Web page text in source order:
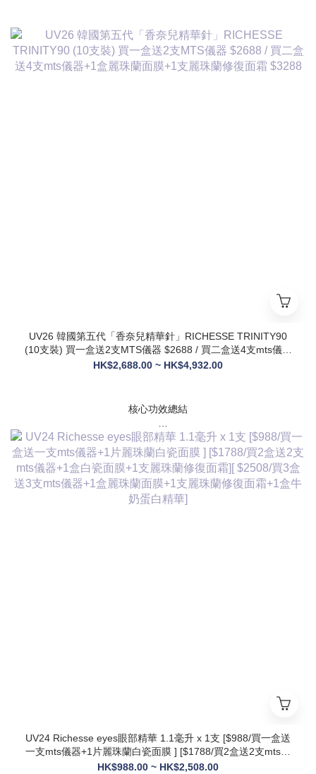
UV26 韓國第五代「香奈兒精華針」RICHESSE TRINITY90
(10支裝) 買一盒送2支MTS儀器 $2688 / 買二盒送4支mts儀器
+1盒麗珠蘭面膜+1支麗珠蘭修復面霜 $3288
HK$2,688.00 ~ HK$4,932.00
核心功效總結
✅ 膠原新生：促進膠原蛋白合成，改善皮膚自然代謝，淡化皺
紋、緊致輪廓
✅ 修護煥膚：改善痤瘡疤痕、色素沈著，修復受損肌膚屏障
✅ 營養供給：為皮膚提供全方位營養，增強彈性與光澤感
✅ 水潤亮白：深層補水鎖水，提亮膚色，讓肌膚通透飽滿
✅ 抗衰維穩：調節皮膚狀態，改善敏感與暗沈，維持健康年輕
UV24 Richesse eyes眼部精華 1.1毫升 x 1支 [$988/買一盒送
一支mts儀器+1片麗珠蘭白瓷面膜 ] [$1788/買2盒送2支mts儀
器+1盒白瓷面膜+1支麗珠蘭修復面霜][ $2508/買3盒送3支mts
HK$988.00 ~ HK$2,508.00